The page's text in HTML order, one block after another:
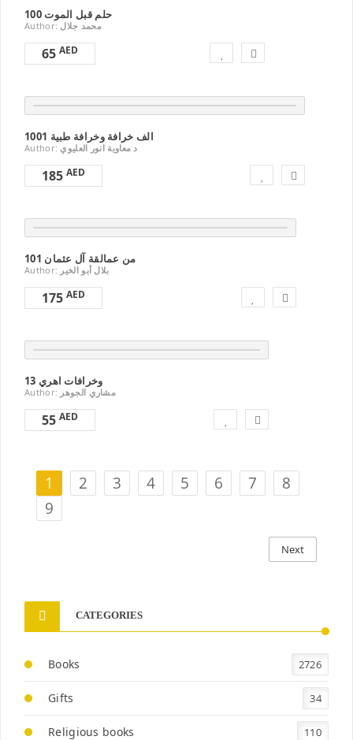
100 حلم قبل الموت
Author: محمد جلال
65 AED
1001 الف خرافة وخرافة طبية
Author:د معاوية انور العليوي
185 AED
101 من عمالقة آل عثمان
Author: بلال أبو الخير
175 AED
13 وخرافات اهري
Author: مشاري الجوهر
55 AED
1 2 3 4 5 6 7
8
9
Next
CATEGORIES
Books 2726
Gifts 34
Religious books 110